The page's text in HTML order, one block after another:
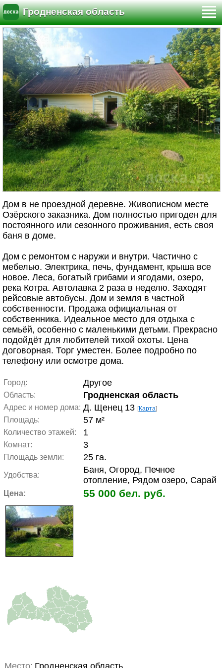
Гродненская область
Дом в не проездной деревне. Живописном месте
Озёрского заказника. Дом полностью пригоден для
постоянного или сезонного проживания, есть своя
баня в доме.
Дом с ремонтом с наружи и внутри. Частично с
мебелью. Электрика, печь, фундамент, крыша все
новое. Леса, богатый грибами и ягодами, озеро,
река Котра. Автолавка 2 раза в неделю. Заходят
рейсовые автобусы. Дом и земля в частной
собственности. Продажа официальная от
собственника. Идеальное место для отдыха с
семьёй, особенно с маленькими детьми. Прекрасно
подойдёт для любителей тихой охоты. Цена
договорная. Торг уместен. Более подробно по
телефону или осмотре дома.
Город: Другое
Область: Гродненская область
Адрес и номер дома: Д. Щенец 13 [Карта]
Площадь: 57 м²
Количество этажей: 1
Комнат: 3
Площадь земли: 25 га.
Удобства:
Баня, Огород, Печное
отопление, Рядом озеро, Сарай
Цена: 55 000 бел. руб.